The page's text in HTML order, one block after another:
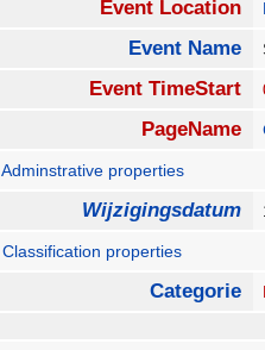
Event Location
Event Name
Event TimeStart
PageName
Adminstrative properties
Wijzigingsdatum
Classification properties
Categorie